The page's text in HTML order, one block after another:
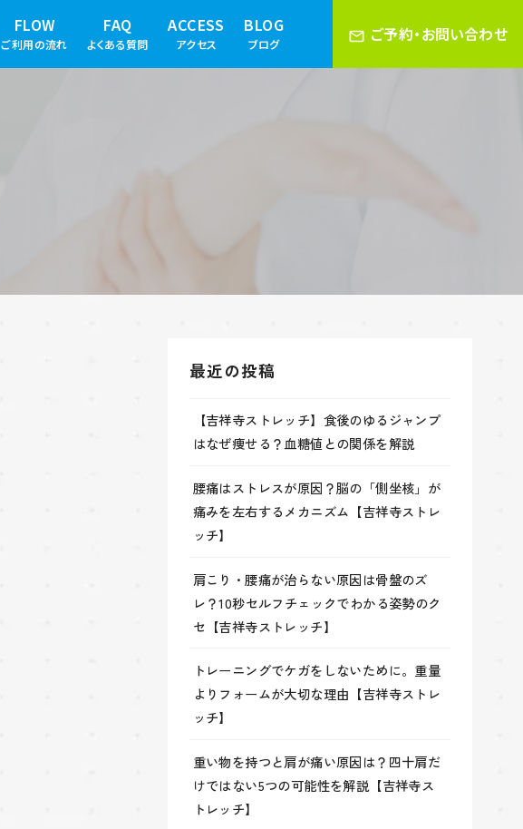
FLOW
ご利用の流れ
FAQ
よくある質問
ACCESS
アクセス
BLOG
ブログ ご予約・お問い合わせ
最近の投稿
【吉祥寺ストレッチ】食後のゆるジャンプ
はなぜ痩せる？血糖値との関係を解説
腰痛はストレスが原因？脳の「側坐核」が
痛みを左右するメカニズム【吉祥寺ストレ
ッチ】
肩こり・腰痛が治らない原因は骨盤のズ
レ？10秒セルフチェックでわかる姿勢のク
セ【吉祥寺ストレッチ】
トレーニングでケガをしないために。重量
よりフォームが大切な理由【吉祥寺ストレ
ッチ】
重い物を持つと肩が痛い原因は？四十肩だ
けではない5つの可能性を解説【吉祥寺ス
トレッチ】